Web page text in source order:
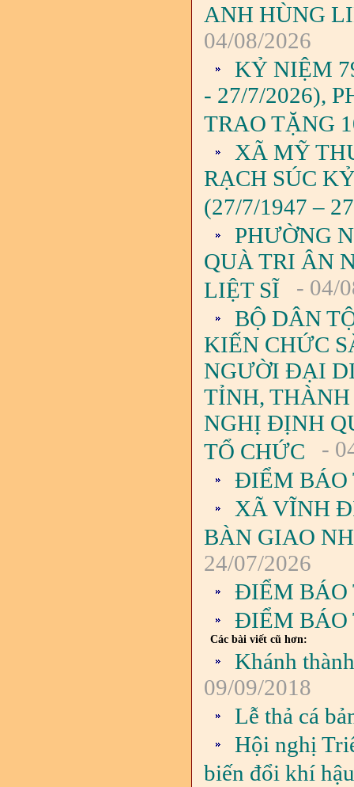
ANH HÙNG
04/08/2026
KỶ NIỆM
- 27/7/2026),
TRAO TẶNG
XÃ MỸ
RẠCH SÚC
(27/7/1947 –
PHƯỜNG
QUÀ TRI ÂN
LIỆT SĨ
- 04/
BỘ DÂN
KIẾN CHỨC
NGƯỜI ĐẠI
TỈNH,
NGHỊ ĐỊNH
TỔ CHỨC
-
ĐIỂM BÁO
XÃ VĨNH
BÀN GIAO
24/07/2026
ĐIỂM BÁO
ĐIỂM BÁO
Các bài viết cũ hơn:
Khánh
09/09/2018
Lễ thả cá
Hội nghị
biến đổi khí